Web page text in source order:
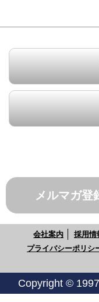
メルマガ登
会社案内 採用情
プライバシーポリシ
Copyright ©